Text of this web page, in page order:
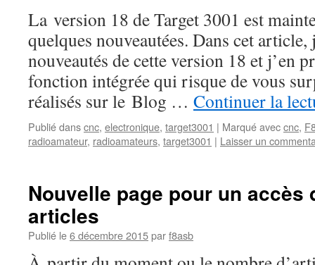
La version 18 de Target 3001 est
quelques nouveautées. Dans cet article,
nouveautés de cette version 18 et j’en
fonction intégrée qui risque de vous
réalisés sur le Blog … Continuer la
Publié danscnc, electronique, target3001 | Marqué aveccnc,
radioamateur, radioamateurs, target3001 | Laisser un
Nouvelle page pour un accès
articles
Publié le6 décembre 2015parf8asb